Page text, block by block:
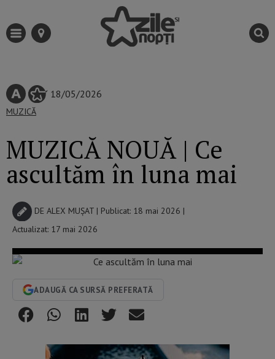
18/05/2026
MUZICĂ
MUZICĂ NOUĂ | Ce
ascultăm în luna mai
DE ALEX MUȘAT | Publicat: 18 mai 2026 |
Actualizat: 17 mai 2026
ADAUGĂ CA SURSĂ PREFERATĂ